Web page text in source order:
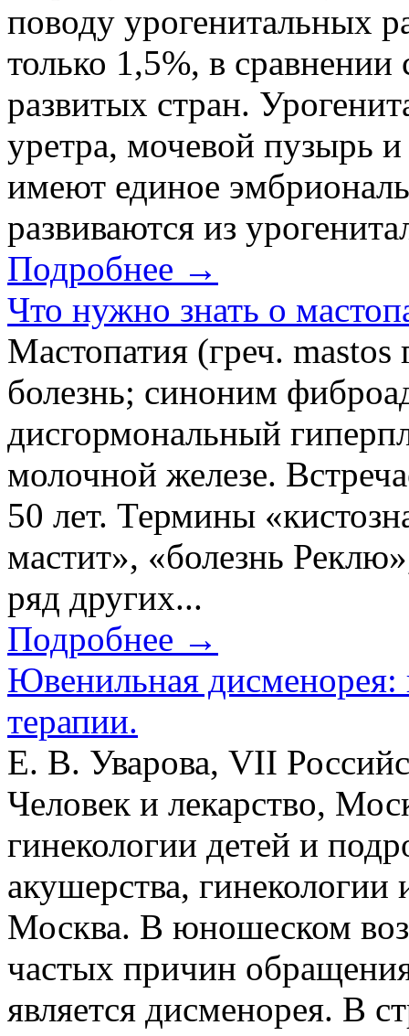
поводу урогенитальных
только 1,5%, в
развитых стран.
уретра, мочевой пузырь
имеют единое
развиваются из
Подробнее →
Что нужно знать о
Мастопатия (греч. mastos
болезнь; синоним
дисгормональный
молочной железе.
50 лет. Термины
мастит», «болезнь
ряд других...
Подробнее →
Ювенильная дисменорея:
терапии.
Е. В. Уварова, VII
Человек и лекарство,
гинекологии детей и
акушерства,
Москва. В юношеском
частых причин
является дисменорея. В